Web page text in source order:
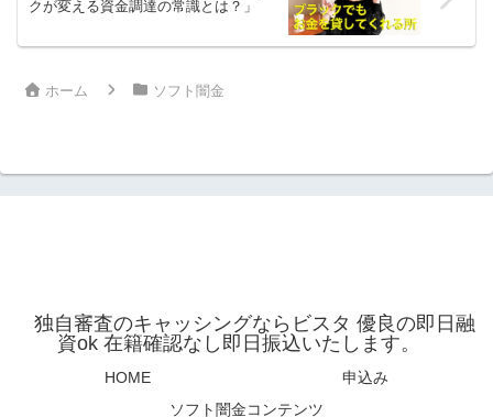
クが変える資金調達の常識とは？」
ホーム ソフト闇金
独自審査のキャッシングならビスタ 優良の即日融
資ok 在籍確認なし即日振込いたします。
HOME
申込み
ソフト闇金コンテンツ